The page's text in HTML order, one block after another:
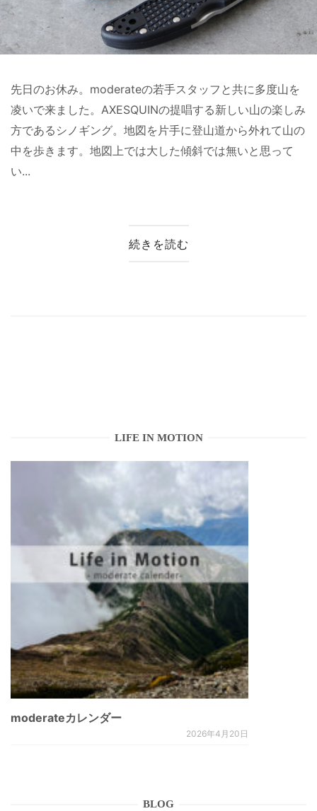
先日のお休み。moderateの若手スタッフと共に多度山を
凌いで来ました。AXESQUINの提唱する新しい山の楽しみ
方であるシノギング。地図を片手に登山道から外れて山の
中を歩きます。地図上では大した傾斜では無いと思って
い...
続きを読む
LIFE IN MOTION
moderateカレンダー
2026年4月20日
BLOG